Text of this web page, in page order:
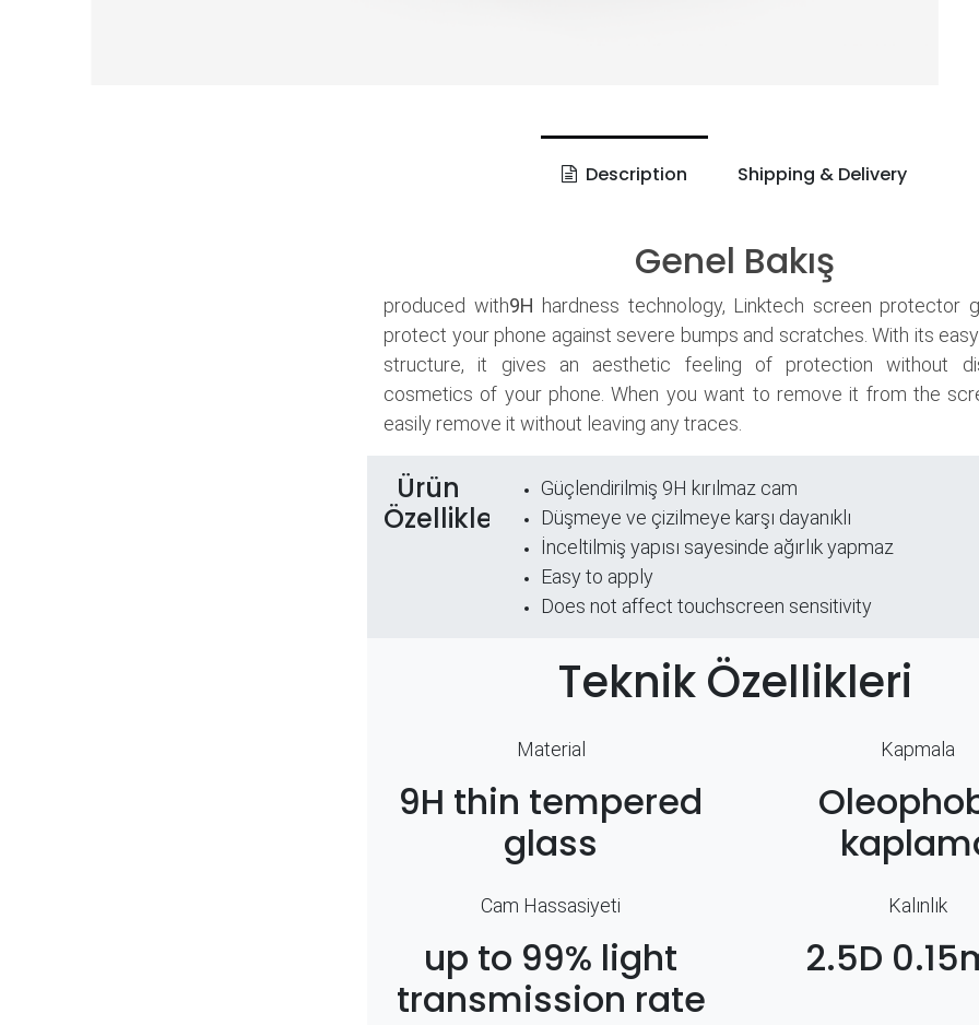
Description Shipping & Delivery
Genel Bakış
produced with9H hardness technology, Linktech screen protector
protect your phone against severe bumps and scratches. With its
structure, it gives an aesthetic feeling of protection without
cosmetics of your phone. When you want to remove it from the
easily remove it without leaving any traces.
Ürün
Özellikleri
Güçlendirilmiş 9H kırılmaz cam
Düşmeye ve çizilmeye karşı dayanıklı
İnceltilmiş yapısı sayesinde ağırlık yapmaz
Easy to apply
Does not affect touchscreen sensitivity
Teknik Özellikleri
Material
9H thin tempered
glass
Kapmala
Cam Hassasiyeti
up to 99% light
transmission rate
Kalınlık
2.5D